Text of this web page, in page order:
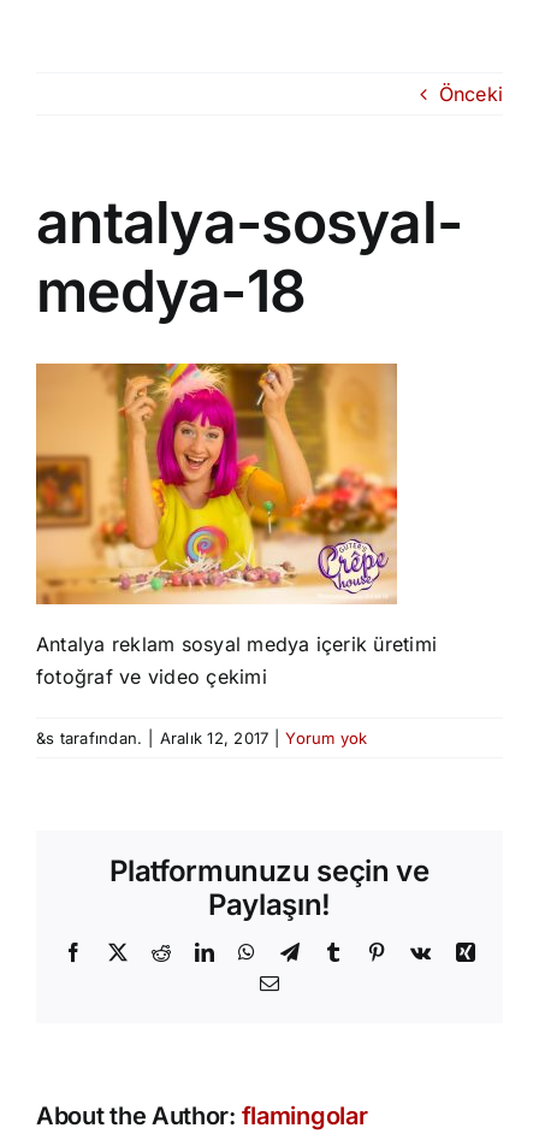
Önceki
antalya-sosyal-
medya-18
Antalya reklam sosyal medya içerik üretimi
fotoğraf ve video çekimi
&s tarafından. Aralık 12, 2017 Yorum yok
Platformunuzu seçin ve
Paylaşın!
Facebook
X RedditLinkedInWhatsApp
TelegramTumblr Pinterest
Vk
Xing
E-
About the Author: flamingolar